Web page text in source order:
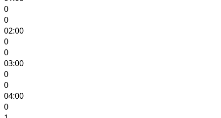
0
0
02:00
0
0
03:00
0
0
04:00
0